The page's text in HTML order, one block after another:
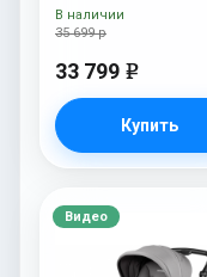
White/Black) Oceano
35 699 р
33 799 e
Купить
В наличии
Видео